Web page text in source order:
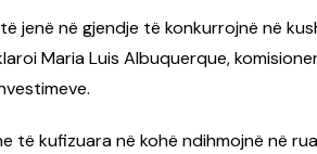
jenë në gjendje të konkurrojnë në
Maria Luis Albuquerque,
të kufizuara në kohë ndihmojnë në